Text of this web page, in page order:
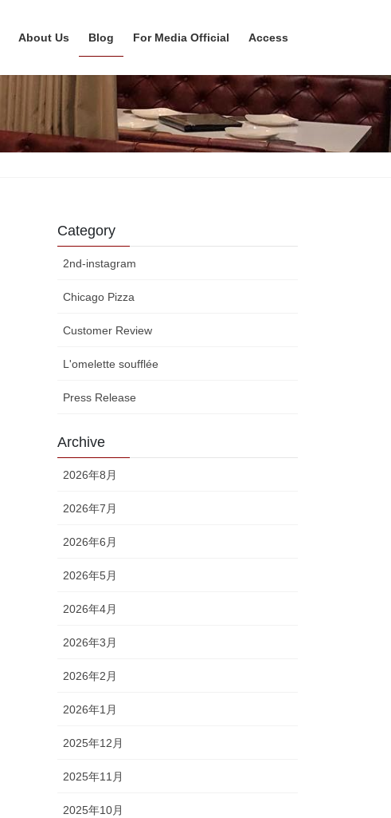
About Us Blog For Media Official Access
Category
2nd-instagram
Chicago Pizza
Customer Review
L'omelette soufflée
Press Release
Archive
2026年8月
2026年7月
2026年6月
2026年5月
2026年4月
2026年3月
2026年2月
2026年1月
2025年12月
2025年11月
2025年10月